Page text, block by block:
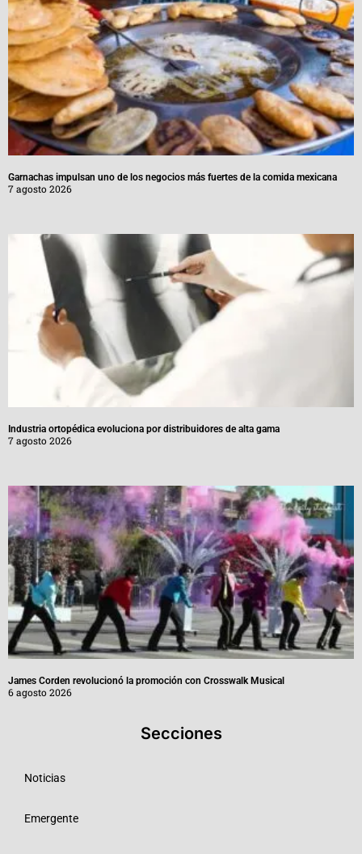
Garnachas impulsan uno de los negocios más fuertes de la comida mexicana
7 agosto 2026
Industria ortopédica evoluciona por distribuidores de alta gama
7 agosto 2026
James Corden revolucionó la promoción con Crosswalk Musical
6 agosto 2026
Secciones
Noticias
Emergente